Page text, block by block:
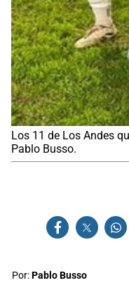
Los 11 de Los Andes
Pablo Busso.
Por:Pablo Busso